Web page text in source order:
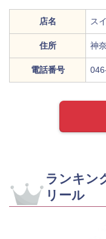
店名 ス
住所 神
電話番号
ランキン
リール